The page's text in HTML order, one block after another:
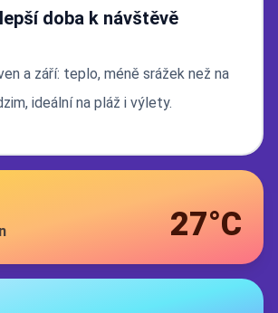
doba k návštěvě
a září: teplo, méně srážek než na
ideální na pláž i výlety.
27°C